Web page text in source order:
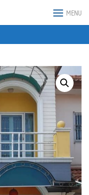
MENU